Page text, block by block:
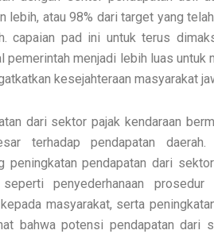
lebih, atau 98% dari target yang
capaian pad ini untuk terus
pemerintah menjadi lebih luas untuk
kesejahteraan masyarakat
dari sektor pajak kendaraan
terhadap pendapatan
peningkatan pendapatan dari
penyederhanaan
masyarakat, serta
bahwa potensi pendapatan dari